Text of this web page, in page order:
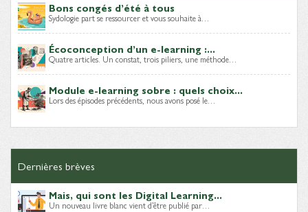
Bons congés d’été à tous
Sydologie part se ressourcer et vous souhaite à…
Écoconception d’un e-learning :...
Quatre articles. Un constat, trois piliers, une méthode…
Module e-learning sobre : quels choix...
Lors des épisodes précédents, nous avons posé le…
Dernières brèves
Mais, qui sont les Digital Learning...
Un nouveau livre blanc vient d’être publié par…